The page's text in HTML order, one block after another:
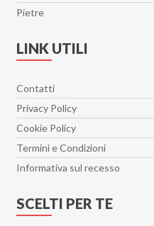
Pietre
LINK UTILI
Contatti
Privacy Policy
Cookie Policy
Termini e Condizioni
Informativa sul recesso
SCELTI PER TE